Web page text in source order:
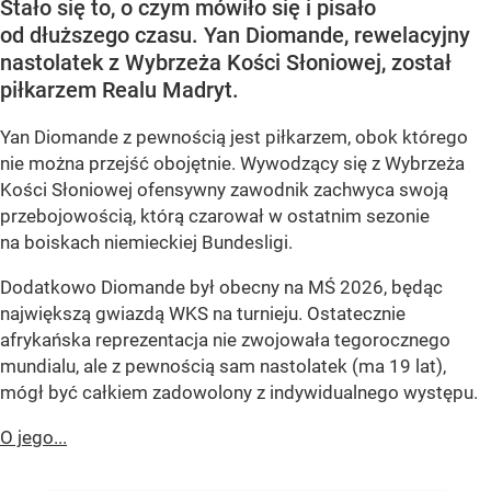
Stało się to, o czym mówiło się i pisało
od dłuższego czasu. Yan Diomande, rewelacyjny
nastolatek z Wybrzeża Kości Słoniowej, został
piłkarzem Realu Madryt.
Yan Diomande z pewnością jest piłkarzem, obok którego
nie można przejść obojętnie. Wywodzący się z Wybrzeża
Kości Słoniowej ofensywny zawodnik zachwyca swoją
przebojowością, którą czarował w ostatnim sezonie
na boiskach niemieckiej Bundesligi.
Dodatkowo Diomande był obecny na MŚ 2026, będąc
największą gwiazdą WKS na turnieju. Ostatecznie
afrykańska reprezentacja nie zwojowała tegorocznego
mundialu, ale z pewnością sam nastolatek (ma 19 lat),
mógł być całkiem zadowolony z indywidualnego występu.
O jego...